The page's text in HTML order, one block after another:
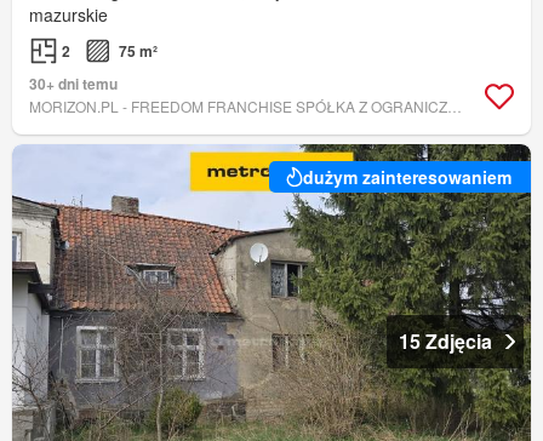
mazurskie
2
75 m²
30+ dni temu
dużym zainteresowaniem
15 Zdjęcia